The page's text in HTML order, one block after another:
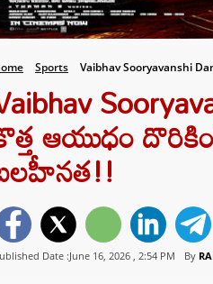
Sports Vaibhav Sooryavanshi
ఆయుధం
Date :June 16, 2026 , 2:54 PM By